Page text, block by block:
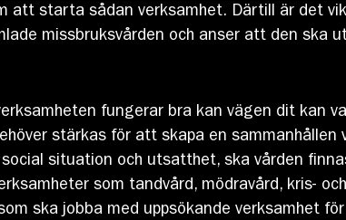
att starta sådan verksamhet. Därtill är det
missbruksvården och anser att den ska
fungerar bra kan vägen dit kan
stärkas för att skapa en sammanhållen
situation och utsatthet, ska vården
som tandvård, mödravård, kris- och
ska jobba med uppsökande verksamhet